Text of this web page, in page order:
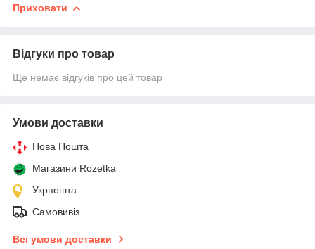
Приховати
Відгуки про товар
Ще немає відгуків про цей товар
Умови доставки
Нова Пошта
Магазини Rozetka
Укрпошта
Самовивіз
Всі умови доставки